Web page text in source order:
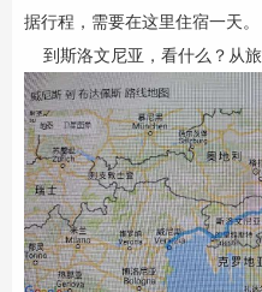
据行程，需要在这里住宿一天。
到斯洛文尼亚，看什么？从旅